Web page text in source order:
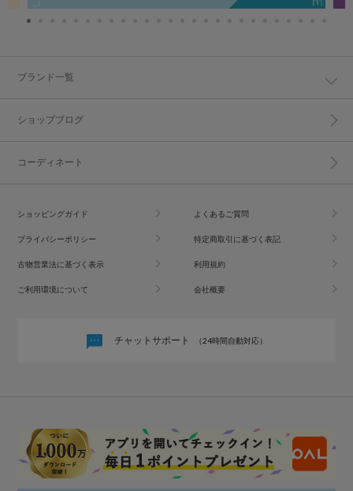
ブランド一覧
ショップブログ
コーディネート
ショッピングガイド よくあるご質問
プライバシーポリシー 特定商取引に基づく表記
古物営業法に基づく表示 利用規約
ご利用環境について 会社概要
チャットサポート （24時間自動対応）